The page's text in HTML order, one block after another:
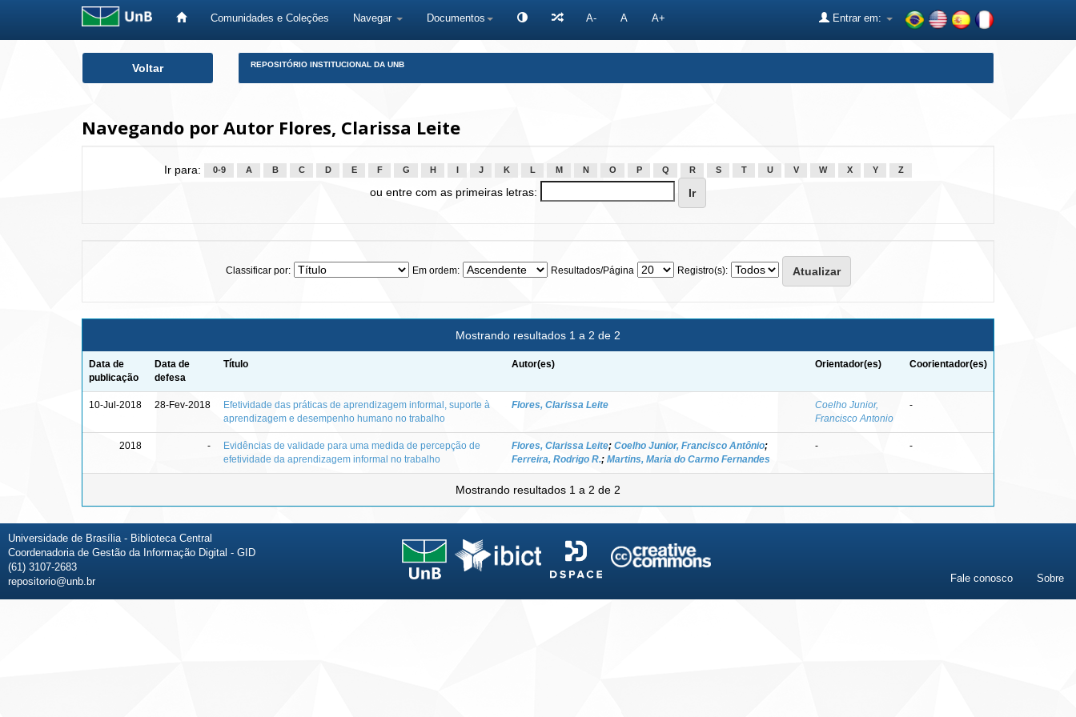
Comunidades e Coleções Navegar Documentos A- A A+ Entrar em:
Voltar REPOSITÓRIO INSTITUCIONAL DA UNB
Navegando por Autor Flores, Clarissa Leite
Ir para: 0-9 A B C D E F G H J K L M N O P Q R S T U V W X Y Z
ou entre com as primeiras letras:
Classificar por: Em ordem: Resultados/Página Registro(s):
Mostrando resultados 1 a 2 de 2
Data de
publicação
Data de
defesa
Título Autor(es) Orientador(es) Coorientador(es)
10-Jul-2018 28-Fev-2018
Efetividade das práticas de aprendizagem informal, suporte à
aprendizagem e desempenho humano no trabalho
Flores, Clarissa Leite
Coelho Junior,
Francisco Antonio
-
2018 -
Evidências de validade para uma medida de percepção de
efetividade da aprendizagem informal no trabalho
Flores, Clarissa Leite; Coelho Junior, Francisco Antônio;
Ferreira, Rodrigo R.; Martins, Maria do Carmo Fernandes
- -
Mostrando resultados 1 a 2 de 2
Universidade de Brasília - Biblioteca Central
Coordenadoria de Gestão da Informação Digital - GID
(61) 3107-2683
repositorio@unb.br
Fale conosco Sobre